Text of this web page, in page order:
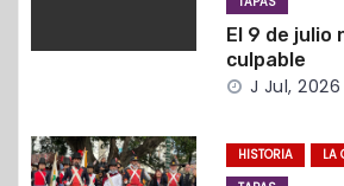
d
a
El 9 de julio
culpable
J Jul, 2026
HISTORIA LA